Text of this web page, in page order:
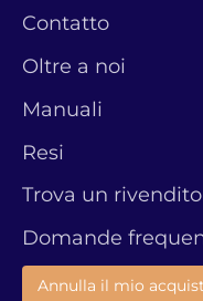
Contatto
Oltre a noi
Manuali
Resi
Trova un
Domande
Annulla il mio